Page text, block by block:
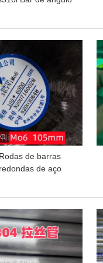
Rodas de barras
redondas de aço
forjada
PREÇO
PREÇO